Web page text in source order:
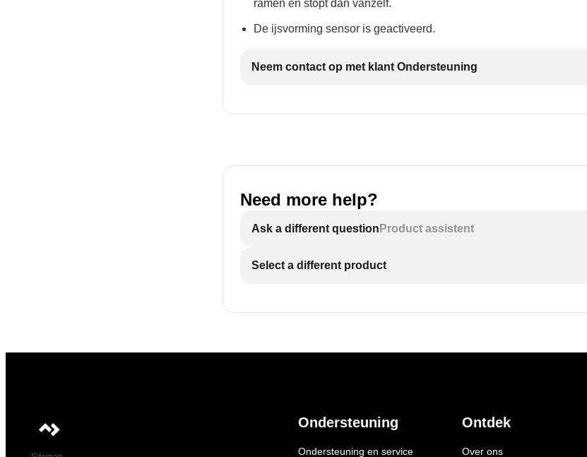
ramen en stopt dan vanzelf.
De ijsvorming sensor is geactiveerd.
Neem contact op met klant Ondersteuning
Need more help?
Ask a different question Product assistent
Select a different product
Ondersteuning
Ondersteuning en service
Ontdek
Over ons